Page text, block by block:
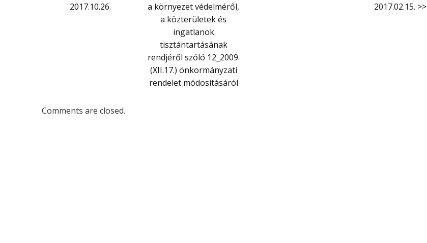
2017.10.26.
a környezet védelméről,
a közterületek és
ingatlanok
tisztántartásának
rendjéről szóló 12_2009.
(XII.17.) önkormányzati
rendelet módosításáról
2017.02.15. >>
Comments are closed.